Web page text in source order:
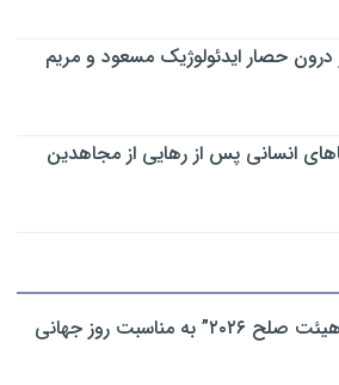
حصار ایدئولوژیک مسعود و مریم
انسانی پس از رهایی از مجاهدین
نشست “هیئت صلح ۲۰۲۶” به مناسبت روز جهانی